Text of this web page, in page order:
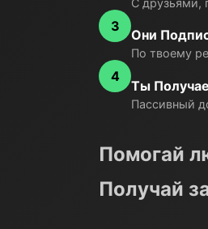
С друзьями,
3
Они
По твоему
4
Ты
Пассивный
Помогай
Получай